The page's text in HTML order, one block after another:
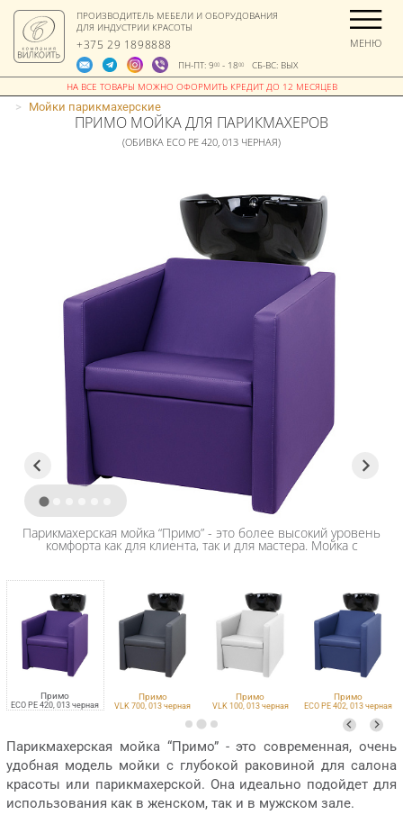
ПРОИЗВОДИТЕЛЬ МЕБЕЛИ И ОБОРУДОВАНИЯ
ДЛЯ ИНДУСТРИИ КРАСОТЫ
+375 29 1898888
ПН-ПТ: 900- 1800СБ-ВС: ВЫХ
МЕНЮ
> Мойки парикмахерские
ПРИМО МОЙКА ДЛЯ ПАРИКМАХЕРОВ
(ОБИВКА ECO PE 420, 013 ЧЕРНАЯ)
Примо
ECO PE 420, 013 черная
Примо
VLK 700, 013 черная
Примо
VLK 100, 013 черная
Примо
ECO PE 402, 013 черная
Парикмахерская мойка “Примо” - это более высокий уровень
комфорта как для клиента, так и для мастера. Мойка с
раковиной таких размеров идеально подойдет для
Парикмахерская мойка “Примо” - это современная, очень
удобная модель мойки с глубокой раковиной для салона
красоты или парикмахерской. Она идеально подойдет для
использования как в женском, так и в мужском зале.